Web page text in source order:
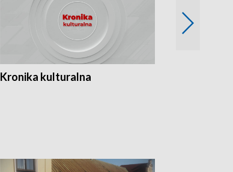
Kronika kulturalna